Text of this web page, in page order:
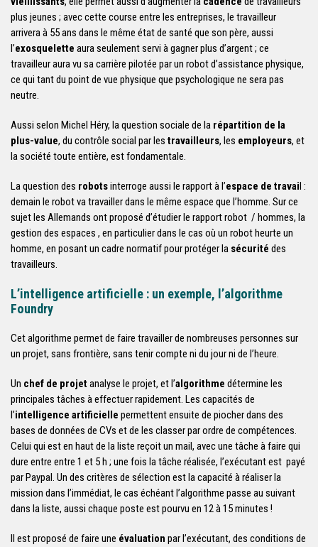
plus jeunes ; avec cette course entre les entreprises, le travailleur
arrivera à 55 ans dans le même état de santé que son père, aussi
l’exosquelette aura seulement servi à gagner plus d’argent ; ce
travailleur aura vu sa carrière pilotée par un robot d’assistance physique,
ce qui tant du point de vue physique que psychologique ne sera pas
neutre.
Aussi selon Michel Héry, la question sociale de la répartition de la
plus-value, du contrôle social par les travailleurs, les employeurs, et
la société toute entière, est fondamentale.
La question des robotsinterroge aussi le rapport à l’espace de travail :
demain le robot va travailler dans le même espace que l’homme. Sur ce
sujet les Allemands ont proposé d’étudier le rapport robot / hommes, la
gestion des espaces , en particulier dans le cas où un robot heurte un
homme, en posant un cadre normatif pour protéger la sécurité des
travailleurs.
L’intelligence artificielle : un exemple, l’algorithme
Foundry
Cet algorithme permet de faire travailler de nombreuses personnes sur
un projet, sans frontière, sans tenir compte ni du jour ni de l’heure.
Un chef de projetanalyse le projet, et l’algorithme détermine les
principales tâches à effectuer rapidement. Les capacités de
l’intelligence artificielle permettent ensuite de piocher dans des
bases de données de CVs et de les classer par ordre de compétences.
Celui qui est en haut de la liste reçoit un mail, avec une tâche à faire qui
dure entre entre 1 et 5 h ; une fois la tâche réalisée, l’exécutant est payé
par Paypal. Un des critères de sélection est la capacité à réaliser la
mission dans l’immédiat, le cas échéant l’algorithme passe au suivant
dans la liste, aussi chaque poste est pourvu en 12 à 15 minutes !
Il est proposé de faire une évaluation par l’exécutant, des conditions de